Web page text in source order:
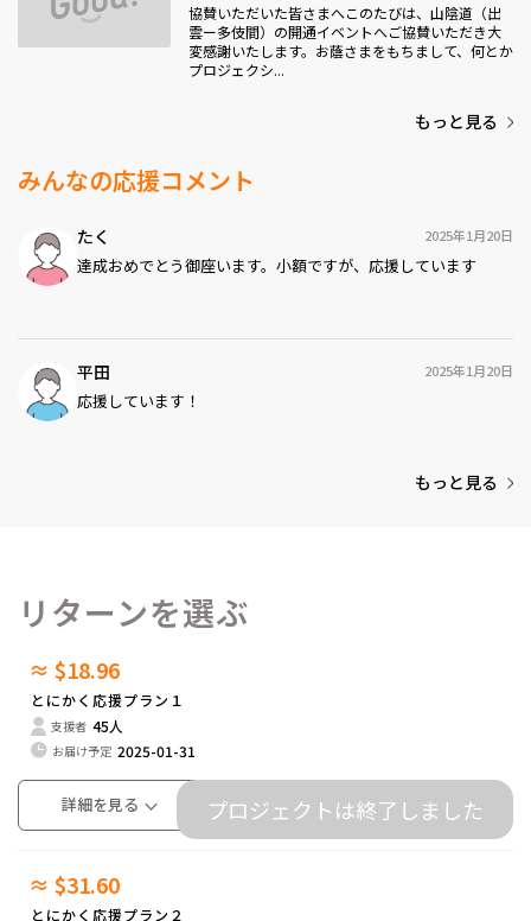
協賛いただいた皆さまへこのたびは、山陰道（出
雲ー多伎間）の開通イベントへご協賛いただき大
変感謝いたします。お蔭さまをもちまして、何とか
プロジェクシ...
もっと見る
みんなの応援コメント
たく 2025年1月20日
達成おめでとう御座います。小額ですが、応援しています
平田 2025年1月20日
応援しています！
もっと見る
リターンを選ぶ
≈ $18.96
とにかく応援プラン１
支援者 45人
お届け予定 2025-01-31
詳細を見る プロジェクトは終了しました
≈ $31.60
とにかく応援プラン２